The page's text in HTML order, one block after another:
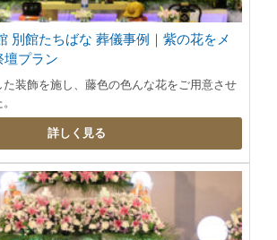
別館たちばな 葬儀事例｜紫の花をメ
壇プラン
装飾を施し、藤色の色んな花をご用意させ
詳しく見る